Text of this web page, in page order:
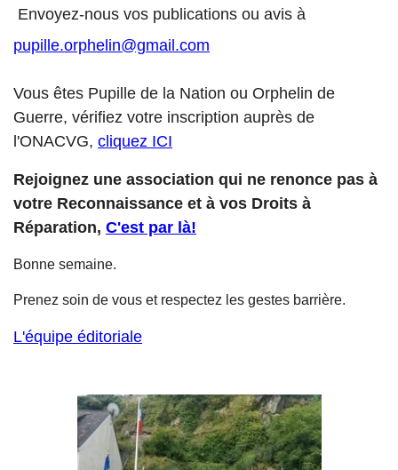
Envoyez-nous vos publications ou avis à
pupille.orphelin@gmail.com
Vous êtes Pupille de la Nation ou Orphelin de
Guerre, vérifiez votre inscription auprès de
l'ONACVG, cliquez ICI
Rejoignez une association qui ne renonce pas à
votre Reconnaissance et à vos Droits à
Réparation, C'est par là!
Bonne semaine.
Prenez soin de vous et respectez les gestes barrière.
L'équipe éditoriale